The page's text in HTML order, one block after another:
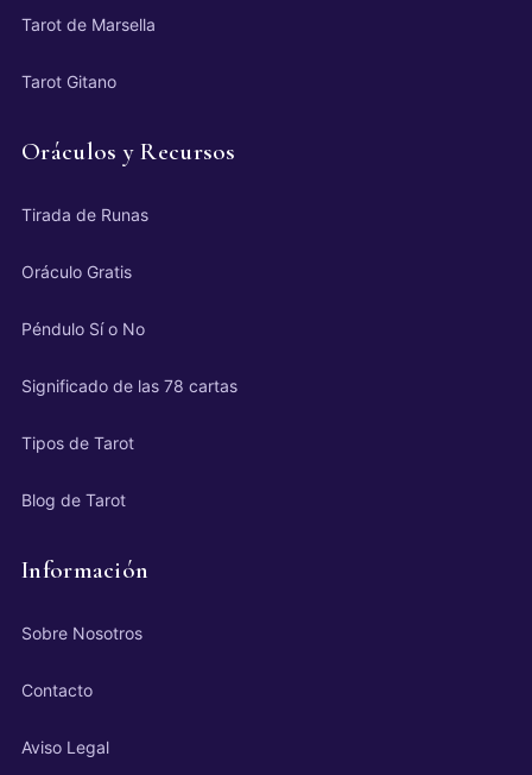
Tarot de Marsella
Tarot Gitano
Oráculos y Recursos
Tirada de Runas
Oráculo Gratis
Péndulo Sí o No
Significado de las 78 cartas
Tipos de Tarot
Blog de Tarot
Información
Sobre Nosotros
Contacto
Aviso Legal